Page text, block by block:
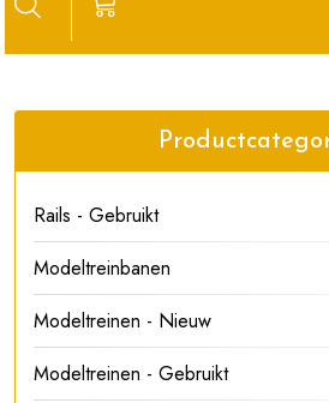
Rails - Gebruikt
Modeltreinbanen
Modeltreinen - Nieuw
Modeltreinen - Gebruikt